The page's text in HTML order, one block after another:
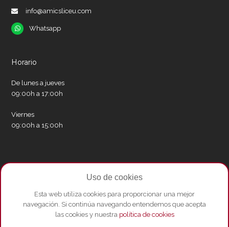
info@amicsliceu.com
Whatsapp
Whatsapp
Horario
De lunes a jueves
09:00h a 17:00h
Viernes
09:00h a 15:00h
Redes sociales
TwitterFacebook
InstagramWhatsapp
Youtube
Uso de cookies
Esta web utiliza cookies para proporcionar una mejor
navegación. Si continúa navegando entendemos que acepta
las cookies y nuestra política de cookies